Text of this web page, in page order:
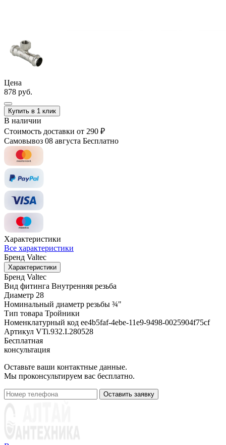
Цена
878 руб.
Купить в 1 клик
В наличии
Стоимость доставки от 290 ₽
Самовывоз 08 августа Бесплатно
Характеристики
Все характеристики
Бренд Valtec
Характеристики
Бренд Valtec
Вид фитинга Внутренняя резьба
Диаметр 28
Номинальный диаметр резьбы ¾"
Тип товара Тройники
Номенклатурный код ee4b5faf-4ebe-11e9-9498-0025904f75cf
Артикул VTi.932.I.280528
Бесплатная
консультация
Оставьте ваши контактные данные.
Мы проконсультируем вас бесплатно.
Оставить заявку